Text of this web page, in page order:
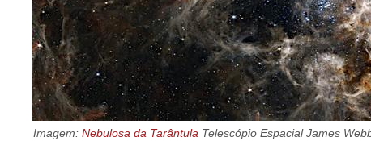
Imagem:Nebulosa da Tarântula Telescópio Espacial James